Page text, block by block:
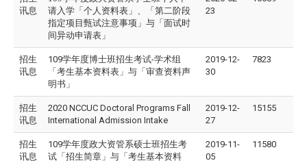
讯息
请入学「个人资料表」、「第二阶段
指定项目甄试注意事项」与「面试时
间异动申请表」
23
招生
讯息
109学年度博士班招生考试-学术组
「考生基本资料表」与「审查资料声
明书」
2019-12-
30
7823
招生
讯息
2020 NCCUC Doctoral Programs Fall
International Admission Intake
2019-12-
27
15155
招生
讯息
109学年度政大资管系硕士班招生考
试「招生简章」与「考生基本资料
2019-11-
05
11580